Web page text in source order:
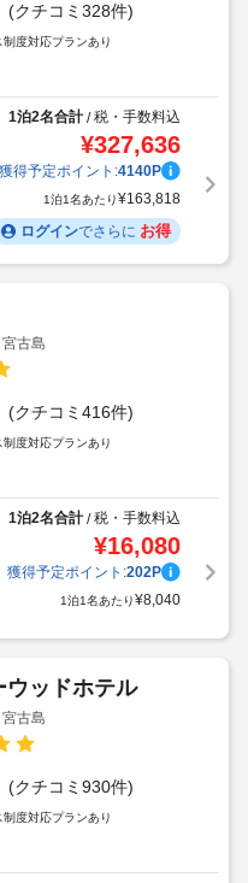
(クチコミ328件)
制度対応プランあり
1泊2名合計/税・手数料込
¥327,636
獲得予定ポイント:4140P
1泊1名あたり¥163,818
ログインでさらに お得
古島
(クチコミ416件)
制度対応プランあり
1泊2名合計/税・手数料込
¥16,080
獲得予定ポイント:202P
1泊1名あたり¥8,040
ッドホテル
古島
(クチコミ930件)
制度対応プランあり